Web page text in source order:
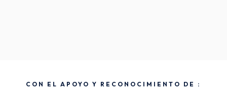
CON EL APOYO Y RECONOCIMIENTO DE :